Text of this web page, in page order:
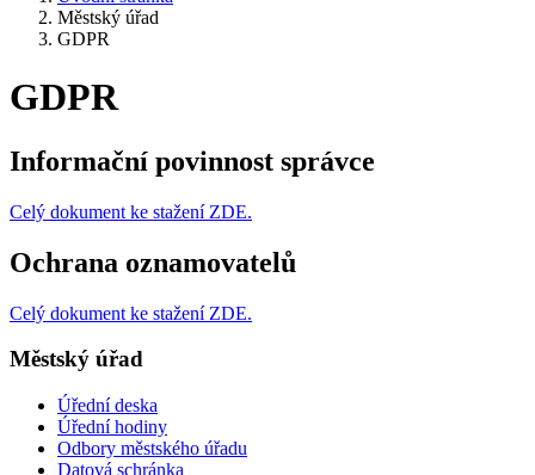
Městský úřad
GDPR
GDPR
Informační povinnost správce
Celý dokument ke stažení ZDE.
Ochrana oznamovatelů
Celý dokument ke stažení ZDE.
Městský úřad
Úřední deska
Úřední hodiny
Odbory městského úřadu
Datová schránka